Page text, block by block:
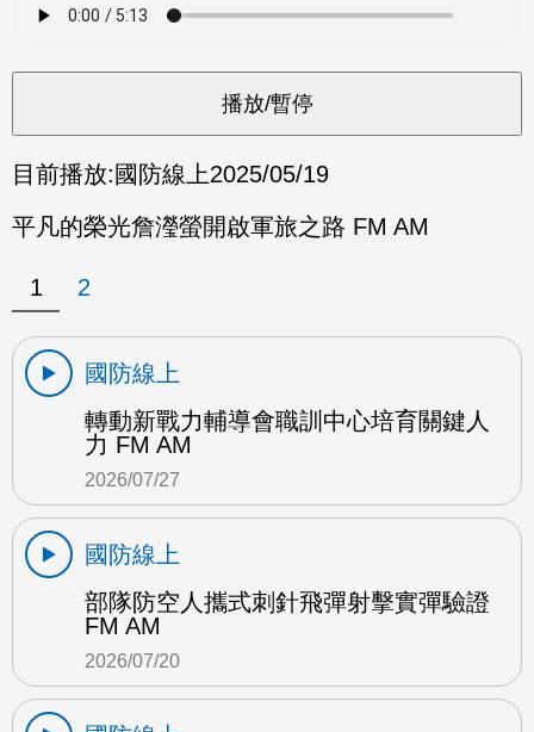
目前播放:國防線上2025/05/19
平凡的榮光詹瀅螢開啟軍旅之路 FM AM
1 2
國防線上
轉動新戰力輔導會職訓中心培育關鍵人
力 FM AM
2026/07/27
國防線上
部隊防空人攜式刺針飛彈射擊實彈驗證
FM AM
2026/07/20